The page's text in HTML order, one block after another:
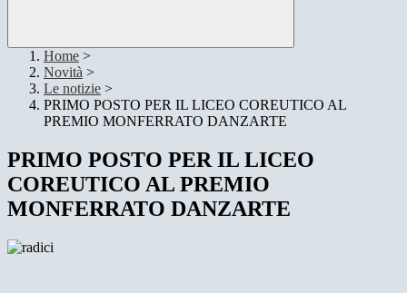
Home >
Novità >
Le notizie >
PRIMO POSTO PER IL LICEO COREUTICO AL
PREMIO MONFERRATO DANZARTE
PRIMO POSTO PER IL LICEO
COREUTICO AL PREMIO
MONFERRATO DANZARTE